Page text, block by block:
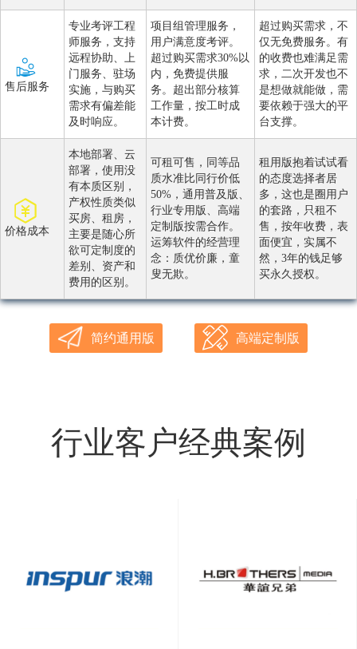
售后服务
专业考评工程
师服务，支持
远程协助、上
门服务、驻场
实施，与购买
需求有偏差能
及时响应。
项目组管理服务，
用户满意度考评。
超过购买需求30%以
内，免费提供服
务。超出部分核算
工作量，按工时成
本计费。
超过购买需求，不
仅无免费服务。有
的收费也难满足需
求，二次开发也不
是想做就能做，需
要依赖于强大的平
台支撑。
价格成本
本地部署、云
部署，使用没
有本质区别，
产权性质类似
买房、租房，
主要是随心所
欲可定制度的
差别、资产和
费用的区别。
可租可售，同等品
质水准比同行价低
50%，通用普及版、
行业专用版、高端
定制版按需合作。
运筹软件的经营理
念：质优价廉，童
叟无欺。
租用版抱着试试看
的态度选择者居
多，这也是圈用户
的套路，只租不
售，按年收费，表
面便宜，实属不
然，3年的钱足够
买永久授权。
简约通用版 高端定制版
行业客户经典案例